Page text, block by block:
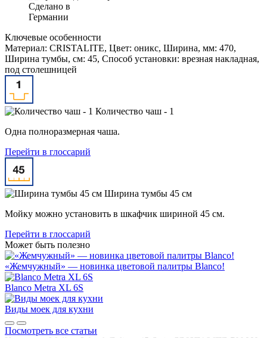
Сделано в
Германии
Ключевые особенности
Материал: CRISTALITE, Цвет: оникс, Ширина, мм: 470,
Ширина тумбы, см: 45, Способ установки: врезная накладная,
под столешницей
Количество чаш - 1
Одна полноразмерная чаша.
Перейти в глоссарий
Ширина тумбы 45 см
Мойку можно установить в шкафчик шириной 45 см.
Перейти в глоссарий
Может быть полезно
«Жемчужный» — новинка цветовой палитры Blanco!
Blanco Metra XL 6S
Виды моек для кухни
Посмотреть все статьи